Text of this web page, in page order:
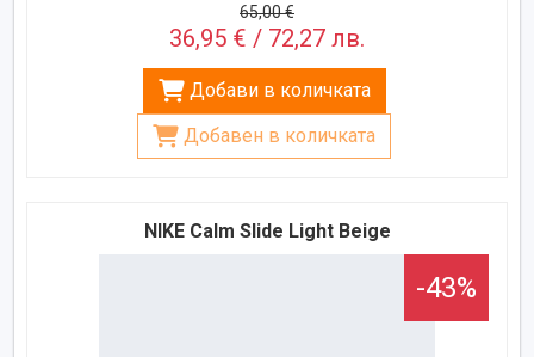
65,00 €
36,95 € / 72,27 лв.
Добави в количката
Добавен в количката
NIKE Calm Slide Light Beige
-43%